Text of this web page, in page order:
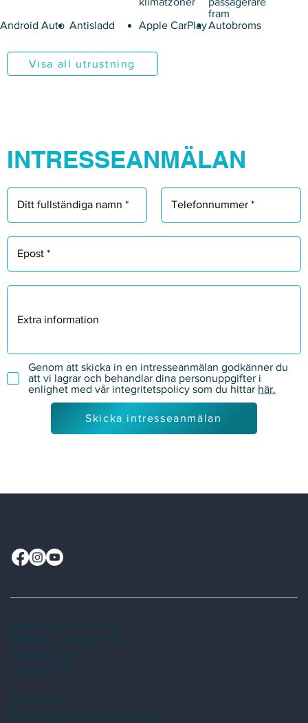
fram
Android Auto Antisladd Apple CarPlayAutobroms
Visa all utrustning
Genom att skicka in en intresseanmälan godkänner du
att vi lagrar och behandlar dina personuppgifter i
enlighet med vår integritetspolicy som du hittar här.
Skicka intresseanmälan
INTRESSEANMÄLAN
Öppettider försäljning:
Måndag - Torsdag: 11-18
Fredag: 11-16
Lördag: 11-14
08-27 65 25
forsaljning@fordonshuset.com